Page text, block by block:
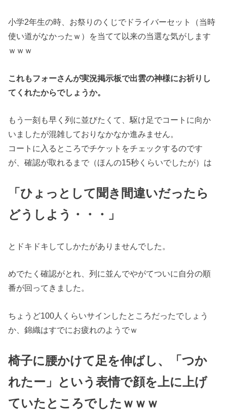
小学2年生の時、お祭りのくじでドライバーセット（当時
使い道がなかったｗ）を当てて以来の当選な気がします
ｗｗｗ
これもフォーさんが実況掲示板で出雲の神様にお祈りし
てくれたからでしょうか。
もう一刻も早く列に並びたくて、駆け足でコートに向か
いましたが混雑しておりなかなか進みません。
コートに入るところでチケットをチェックするのです
が、確認が取れるまで（ほんの15秒くらいでしたが）は
「ひょっとして聞き間違いだったら
どうしよう・・・」
とドキドキしてしかたがありませんでした。
めでたく確認がとれ、列に並んでやがてついに自分の順
番が回ってきました。
ちょうど100人くらいサインしたところだったでしょう
か、錦織はすでにお疲れのようでｗ
椅子に腰かけて足を伸ばし、「つか
れたー」という表情で顔を上に上げ
ていたところでしたｗｗｗ